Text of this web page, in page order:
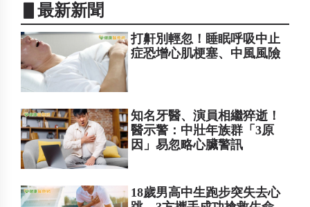
▋最新新聞
打鼾別輕忽！睡眠呼吸中止
症恐增心肌梗塞、中風風險
知名牙醫、演員相繼猝逝！
醫示警：中壯年族群「3原
因」易忽略心臟警訊
18歲男高中生跑步突失去心